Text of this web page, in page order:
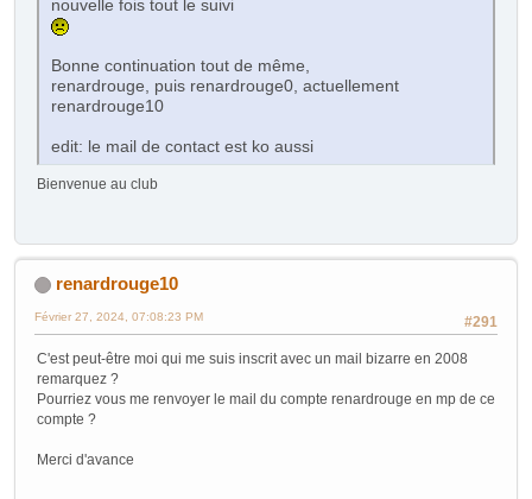
nouvelle fois tout le suivi
Bonne continuation tout de même,
renardrouge, puis renardrouge0, actuellement
renardrouge10
edit: le mail de contact est ko aussi
Bienvenue au club
renardrouge10
#291
Février 27, 2024, 07:08:23 PM
C'est peut-être moi qui me suis inscrit avec un mail bizarre en 2008
remarquez ?
Pourriez vous me renvoyer le mail du compte renardrouge en mp de ce
compte ?
Merci d'avance